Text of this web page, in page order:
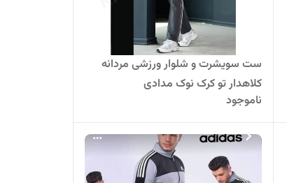
ست سویشرت و شلوار ورزشی مردانه
کلاهدار تو کرک نوک مدادی
ناموجود